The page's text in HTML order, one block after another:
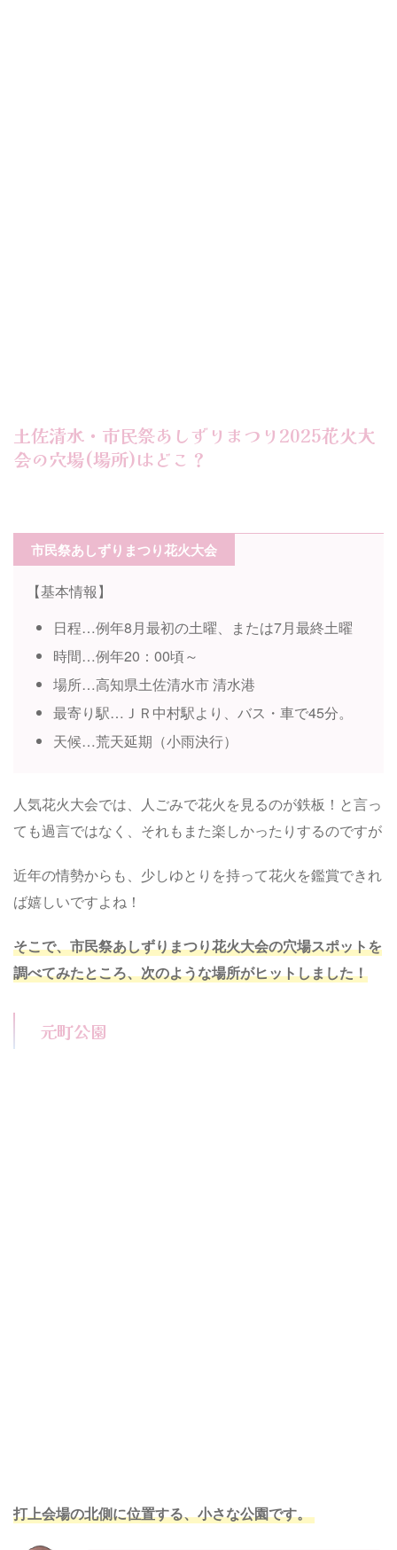
土佐清水・市民祭あしずりまつり2025花火大
会の穴場(場所)はどこ？
市民祭あしずりまつり花火大会
【基本情報】
日程…例年8月最初の土曜、または7月最終土曜
時間…例年20：00頃～
場所…高知県土佐清水市 清水港
最寄り駅…ＪＲ中村駅より、バス・車で45分。
天候…荒天延期（小雨決行）
人気花火大会では、人ごみで花火を見るのが鉄板！と言っ
ても過言ではなく、それもまた楽しかったりするのですが
近年の情勢からも、少しゆとりを持って花火を鑑賞できれ
ば嬉しいですよね！
そこで、市民祭あしずりまつり花火大会の穴場スポットを
調べてみたところ、次のような場所がヒットしました！
元町公園
打上会場の北側に位置する、小さな公園です。